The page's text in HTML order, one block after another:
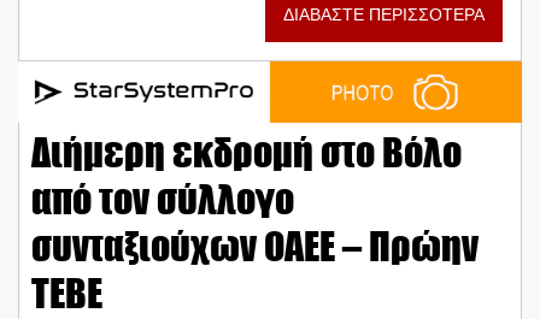
ΔΙΑΒΑΣΤΕ ΠΕΡΙΣΣΟΤΕΡΑ
Διήμερη εκδρομή στο Βόλο
από τον σύλλογο
συνταξιούχων ΟΑΕΕ – Πρώην
ΤΕΒΕ